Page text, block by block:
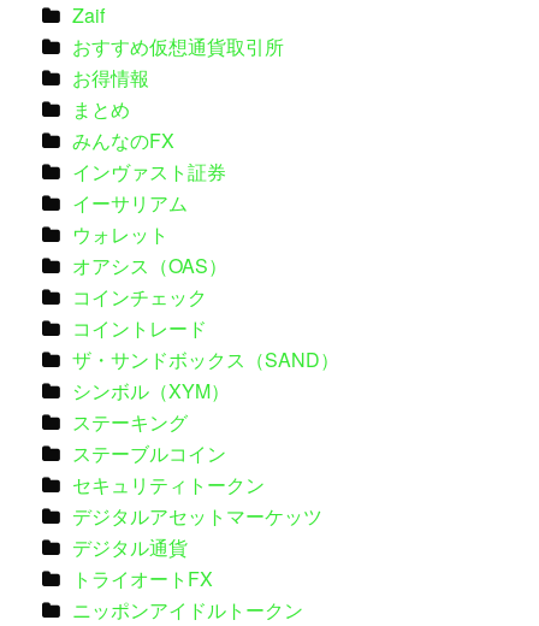
Zaif
おすすめ仮想通貨取引所
お得情報
まとめ
みんなのFX
インヴァスト証券
イーサリアム
ウォレット
オアシス（OAS）
コインチェック
コイントレード
ザ・サンドボックス（SAND）
シンボル（XYM）
ステーキング
ステーブルコイン
セキュリティトークン
デジタルアセットマーケッツ
デジタル通貨
トライオートFX
ニッポンアイドルトークン